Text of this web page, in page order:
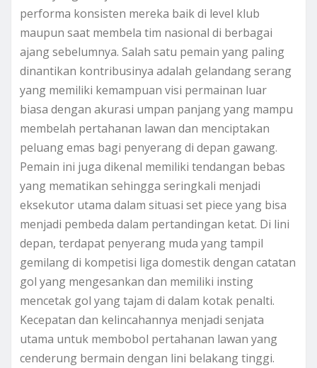
performa konsisten mereka baik di level klub
maupun saat membela tim nasional di berbagai
ajang sebelumnya. Salah satu pemain yang paling
dinantikan kontribusinya adalah gelandang serang
yang memiliki kemampuan visi permainan luar
biasa dengan akurasi umpan panjang yang mampu
membelah pertahanan lawan dan menciptakan
peluang emas bagi penyerang di depan gawang.
Pemain ini juga dikenal memiliki tendangan bebas
yang mematikan sehingga seringkali menjadi
eksekutor utama dalam situasi set piece yang bisa
menjadi pembeda dalam pertandingan ketat. Di lini
depan, terdapat penyerang muda yang tampil
gemilang di kompetisi liga domestik dengan catatan
gol yang mengesankan dan memiliki insting
mencetak gol yang tajam di dalam kotak penalti.
Kecepatan dan kelincahannya menjadi senjata
utama untuk membobol pertahanan lawan yang
cenderung bermain dengan lini belakang tinggi.